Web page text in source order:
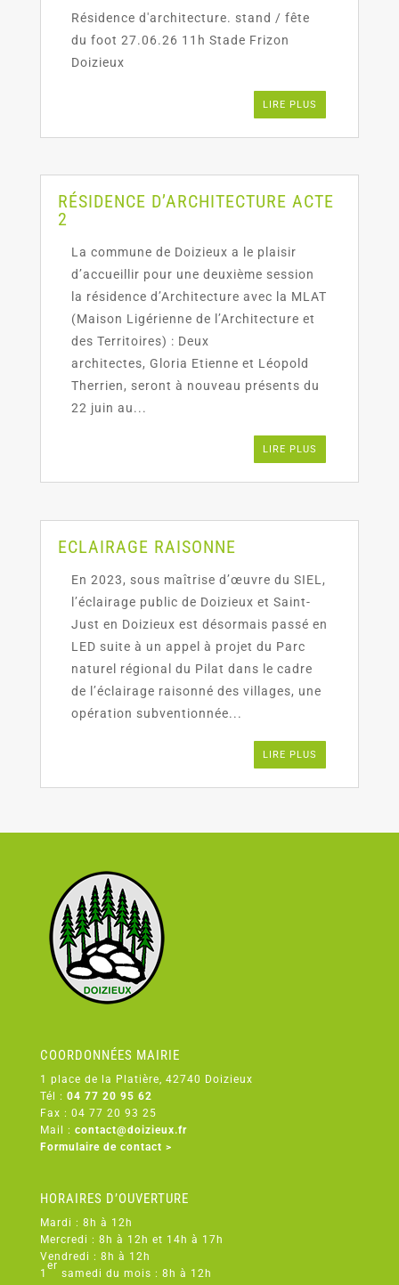
Résidence d'architecture. stand / fête
du foot 27.06.26 11h Stade Frizon
Doizieux
LIRE PLUS
RÉSIDENCE D’ARCHITECTURE ACTE
2
La commune de Doizieux a le plaisir
d’accueillir pour une deuxième session
la résidence d’Architecture avec la MLAT
(Maison Ligérienne de l’Architecture et
des Territoires) : Deux
architectes, Gloria Etienne et Léopold
Therrien, seront à nouveau présents du
22 juin au...
LIRE PLUS
ECLAIRAGE RAISONNE
En 2023, sous maîtrise d’œuvre du SIEL,
l’éclairage public de Doizieux et Saint-
Just en Doizieux est désormais passé en
LED suite à un appel à projet du Parc
naturel régional du Pilat dans le cadre
de l’éclairage raisonné des villages, une
opération subventionnée...
LIRE PLUS
COORDONNÉES MAIRIE
1 place de la Platière, 42740 Doizieux
Tél : 04 77 20 95 62
Fax : 04 77 20 93 25
Mail : contact@doizieux.fr
Formulaire de contact >
HORAIRES D’OUVERTURE
Mardi : 8h à 12h
Mercredi : 8h à 12h et 14h à 17h
Vendredi : 8h à 12h
1
er
samedi du mois : 8h à 12h